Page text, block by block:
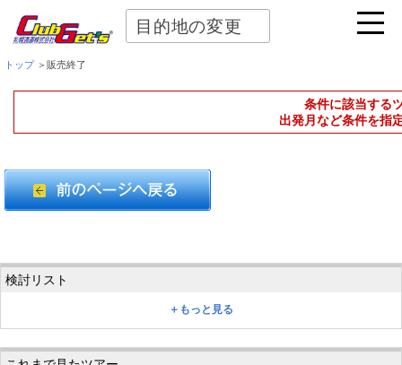
目的地の変更
トップ＞販売終了
条件に該当する
出発月など条件を指
＋もっと見る